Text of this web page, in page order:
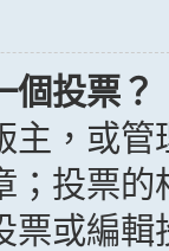
個投票？
主，或
；投票
票或編